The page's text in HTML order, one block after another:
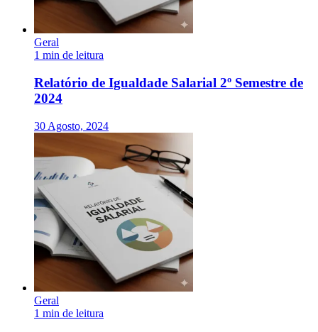
Geral
1 min de leitura
Relatório de Igualdade Salarial 2º Semestre de
2024
30 Agosto, 2024
Geral
1 min de leitura